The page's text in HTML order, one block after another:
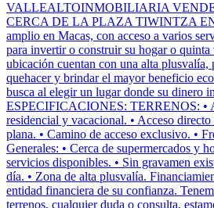
VALLEALTOINMOBILIARIA
CERCA DE LA PLAZA TIWINTZA
amplio en Macas, con acceso a varios
para invertir o construir su hogar o quinta
ubicación cuentan con una alta
quehacer y brindar el mayor beneficio
busca al elegir un lugar donde su dinero
ESPECIFICACIONES: TERRENOS: •
residencial y vacacional. • Acceso
plana. • Camino de acceso exclusivo. •
Generales: • Cerca de supermercados y
servicios disponibles. • Sin gravamen
día. • Zona de alta plusvalía.
entidad financiera de su confianza.
terrenos, cualquier duda o consulta,